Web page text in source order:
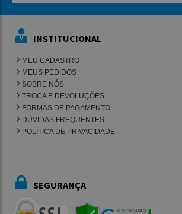
INSTITUCIONAL
MEU CADASTRO
MEUS PEDIDOS
SOBRE NÓS
TROCA E DEVOLUÇÕES
FORMAS DE PAGAMENTO
DÚVIDAS FREQUENTES
POLÍTICA DE PRIVACIDADE
SEGURANÇA